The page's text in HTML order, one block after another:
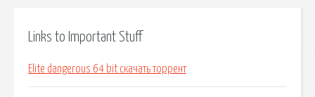
Links to Important Stuff
Elite dangerous 64 bit скачать торрент